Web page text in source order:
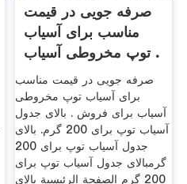
صرفه جویی در قیمت
مناسب برای آسیاب
توپ مخروطی آسیاب .
صرفه جویی در قیمت مناسب
برای آسیاب توپ مخروطی
آسیاب برای فروش . بالای جدول
آسیاب توپ برای 200 گرم. بالای
جدول آسیاب توپ برای 200
گرمبالای جدول آسیاب توپ برای
200 گرم الصفحة الرئيسية بالای